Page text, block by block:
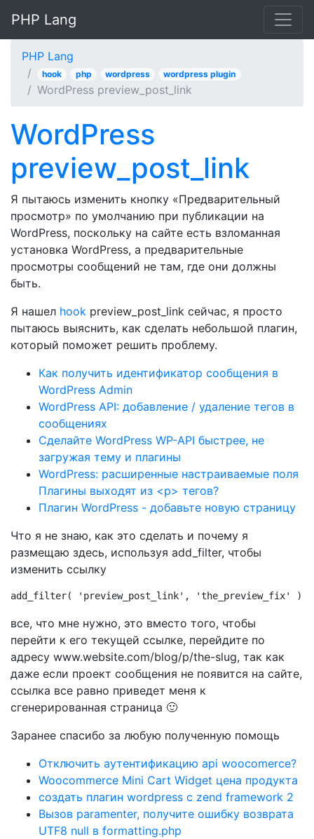
PHP Lang
PHP Lang
hook php wordpress wordpress plugin
WordPress preview_post_link
WordPress
preview_post_link
Я пытаюсь изменить кнопку «Предварительный
просмотр» по умолчанию при публикации на
WordPress, поскольку на сайте есть взломанная
установка WordPress, а предварительные
просмотры сообщений не там, где они должны
быть.
Я нашел hook preview_post_link сейчас, я просто
пытаюсь выяснить, как сделать небольшой плагин,
который поможет решить проблему.
Как получить идентификатор сообщения в
WordPress Admin
WordPress API: добавление / удаление тегов в
сообщениях
Сделайте WordPress WP-API быстрее, не
загружая тему и плагины
WordPress: расширенные настраиваемые поля
Плагины выходят из <p> тегов?
Плагин WordPress - добавьте новую страницу
Что я не знаю, как это сделать и почему я
размещаю здесь, используя add_filter, чтобы
изменить ссылку
add_filter( 'preview_post_link', 'the_preview_fix'
все, что мне нужно, это вместо того, чтобы
перейти к его текущей ссылке, перейдите по
адресу www.website.com/blog/p/the-slug, так как
даже если проект сообщения не появится на сайте,
ссылка все равно приведет меня к
сгенерированная страница 🙂
Заранее спасибо за любую полученную помощь
Отключить аутентификацию api woocomerce?
Woocommerce Mini Cart Widget цена продукта
создать плагин wordpress с zend framework 2
Вызов paramenter, получите ошибку возврата
UTF8 null в formatting.php